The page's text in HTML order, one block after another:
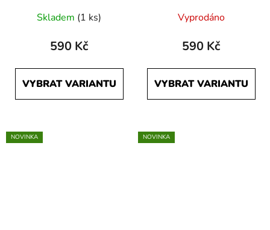
Skladem (1 ks)
590 Kč
VYBRAT VARIANTU
Vyprodáno
590 Kč
VYBRAT VARIANTU
NOVINKA NOVINKA